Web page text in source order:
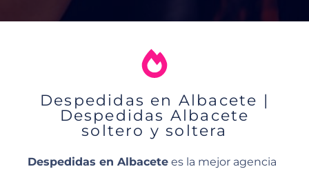
Despedidas en Albacete |
Despedidas Albacete
soltero y soltera
Despedidas en Albacete es la mejor agencia